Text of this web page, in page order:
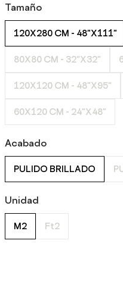
Tamaño
120X280 CM - 48"X111"
80X80 CM - 32"X32"
120X120 CM - 48"X95"
60X120 CM - 24"X48"
Acabado
PULIDO BRILLADO
Unidad
M2 Ft2